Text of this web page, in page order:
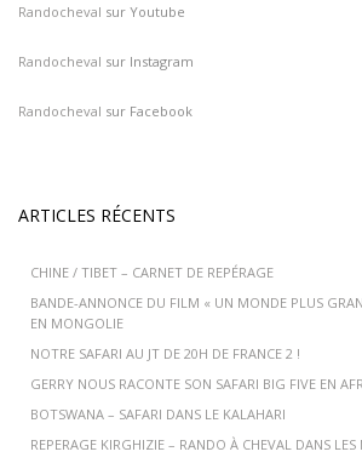
Randocheval sur Youtube
Randocheval sur Instagram
Randocheval sur Facebook
ARTICLES RÉCENTS
CHINE / TIBET – CARNET DE REPÉRAGE
BANDE-ANNONCE DU FILM « UN MONDE PLUS
EN MONGOLIE
NOTRE SAFARI AU JT DE 20H DE FRANCE 2 !
GERRY NOUS RACONTE SON SAFARI BIG FIVE EN
BOTSWANA – SAFARI DANS LE KALAHARI
REPERAGE KIRGHIZIE – RANDO À CHEVAL DANS